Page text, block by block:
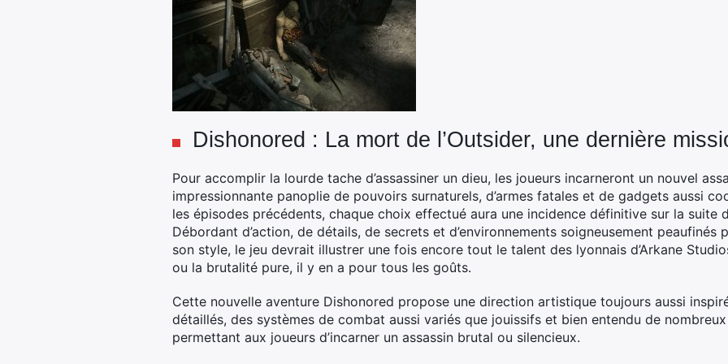
Dishonored : La mort de l’Outsider, une dernière
Pour accomplir la lourde tache d’assassiner un dieu, les joueurs incarneront un nouvel
impressionnante panoplie de pouvoirs surnaturels, d’armes fatales et de gadgets aussi
les épisodes précédents, chaque choix effectué aura une incidence définitive sur la suite
Débordant d’action, de détails, de secrets et d’environnements soigneusement
son style, le jeu devrait illustrer une fois encore tout le talent des lyonnais d’Arkane
ou la brutalité pure, il y en a pour tous les goûts.
Cette nouvelle aventure Dishonored propose une direction artistique toujours aussi
détaillés, des systèmes de combat aussi variés que jouissifs et bien entendu de
permettant aux joueurs d’incarner un assassin brutal ou silencieux.